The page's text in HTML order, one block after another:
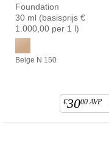
Foundation
30 ml (basisprijs €
1.000,00 per 1 l)
Beige N 150
€3000 AVP